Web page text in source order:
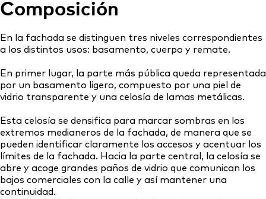
Composición
En la fachada se distinguen tres niveles correspondientes
a los distintos usos: basamento, cuerpo y remate.
En primer lugar, la parte más pública queda representada
por un basamento ligero, compuesto por una piel de
vidrio transparente y una celosía de lamas metálicas.
Esta celosía se densifica para marcar sombras en los
extremos medianeros de la fachada, de manera que se
pueden identificar claramente los accesos y acentuar los
límites de la fachada. Hacia la parte central, la celosía se
abre y acoge grandes paños de vidrio que comunican los
bajos comerciales con la calle y así mantener una
continuidad.